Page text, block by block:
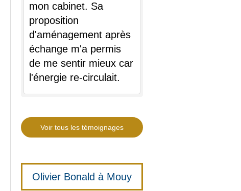
mon cabinet. Sa
proposition
d'aménagement après
échange m'a permis
de me sentir mieux car
l'énergie re-circulait.
Voir tous les témoignages
Olivier Bonald à Mouy